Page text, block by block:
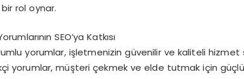
rol oynar.
SEO’ya Katkısı
yorumlar, işletmenizin güvenilir ve kaliteli hizmet
yorumlar, müşteri çekmek ve elde tutmak için